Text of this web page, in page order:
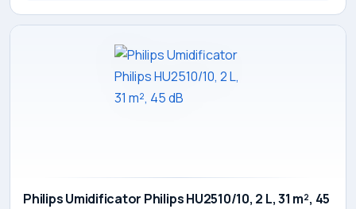
Philips Umidificator Philips HU2510/10, 2 L, 31 m², 45